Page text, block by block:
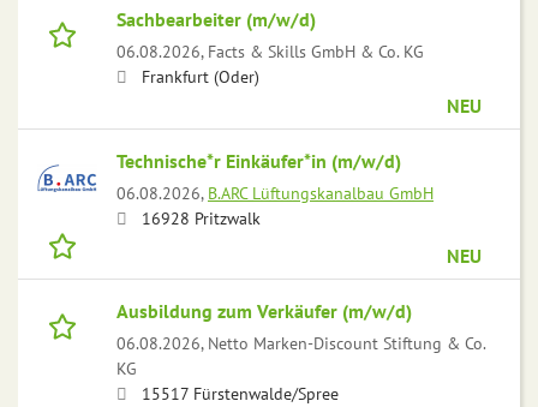
Sachbearbeiter (m/w/d)
06.08.2026, Facts & Skills GmbH & Co. KG
Frankfurt (Oder)
NEU
Technische*r Einkäufer*in (m/w/d)
06.08.2026, B.ARC Lüftungskanalbau GmbH
16928 Pritzwalk
NEU
Ausbildung zum Verkäufer (m/w/d)
06.08.2026, Netto Marken-Discount Stiftung & Co.
KG
15517 Fürstenwalde/Spree